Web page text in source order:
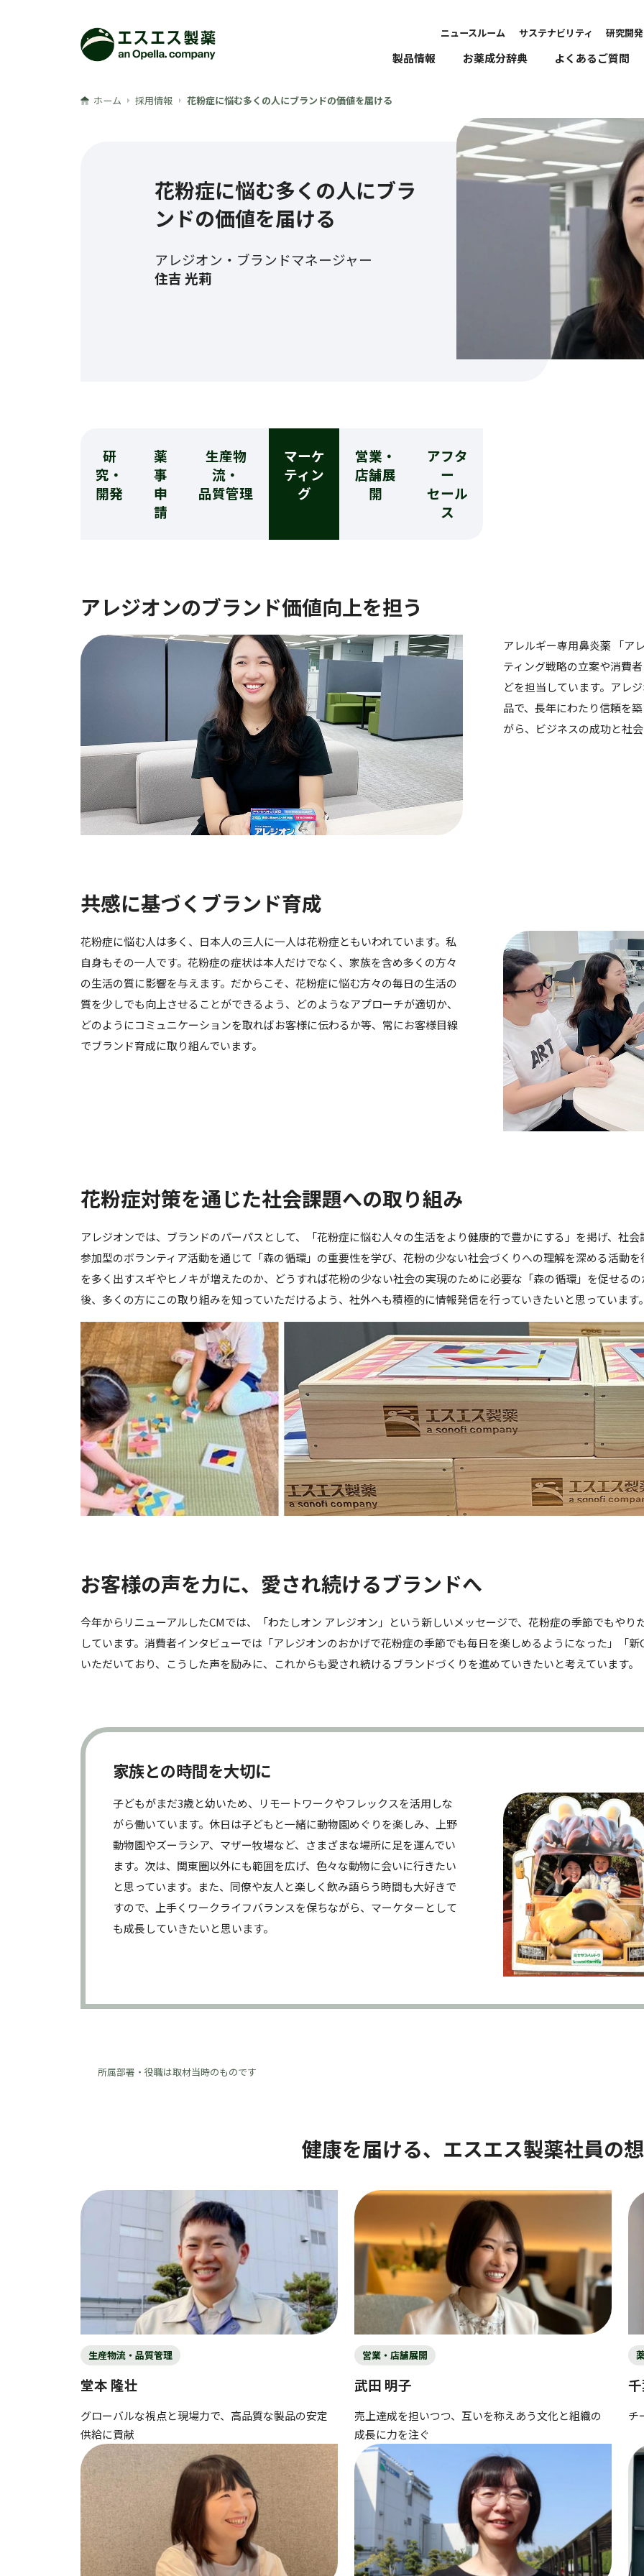
製品情報 お薬成分辞典 よくあるご質問
ニュースルーム サステナビリティ 研究開発
ホーム 採用情報 花粉症に悩む多くの人にブランドの価値を届ける
花粉症に悩む多くの人にブラ
ンドの価値を届ける
アレジオン・ブランドマネージャー
住吉 光莉
研
究・
開発
薬
事
申
請
生産物
流・
品質管理
マーケ
ティン
グ
営業・
店舗展
開
アフタ
ー
セール
ス
アレジオンのブランド価値向上を担う
アレルギー専用鼻炎薬 「ア
ティング戦略の立案や消費
どを担当しています。アレ
品で、長年にわたり信頼を
がら、ビジネスの成功と社
共感に基づくブランド育成
花粉症に悩む人は多く、日本人の三人に一人は花粉症ともいわれています。私
自身もその一人です。花粉症の症状は本人だけでなく、家族を含め多くの方々
の生活の質に影響を与えます。だからこそ、花粉症に悩む方々の毎日の生活の
質を少しでも向上させることができるよう、どのようなアプローチが適切か、
どのようにコミュニケーションを取ればお客様に伝わるか等、常にお客様目線
でブランド育成に取り組んでいます。
花粉症対策を通じた社会課題への取り組み
アレジオンでは、ブランドのパーパスとして、「花粉症に悩む人々の生活をより健康的で豊かにする」を掲げ、社
参加型のボランティア活動を通じて「森の循環」の重要性を学び、花粉の少ない社会づくりへの理解を深める活動
を多く出すスギやヒノキが増えたのか、どうすれば花粉の少ない社会の実現のために必要な「森の循環」を促せる
後、多くの方にこの取り組みを知っていただけるよう、社外へも積極的に情報発信を行っていきたいと思っています
お客様の声を力に、愛され続けるブランドへ
今年からリニューアルしたCMでは、「わたしオン アレジオン」という新しいメッセージで、花粉症の季節でもや
しています。消費者インタビューでは「アレジオンのおかげで花粉症の季節でも毎日を楽しめるようになった」「
いただいており、こうした声を励みに、これからも愛され続けるブランドづくりを進めていきたいと考えています。
家族との時間を大切に
子どもがまだ3歳と幼いため、リモートワークやフレックスを活用しな
がら働いています。休日は子どもと一緒に動物園めぐりを楽しみ、上野
動物園やズーラシア、マザー牧場など、さまざまな場所に足を運んでい
ます。次は、関東圏以外にも範囲を広げ、色々な動物に会いに行きたい
と思っています。また、同僚や友人と楽しく飲み語らう時間も大好きで
すので、上手くワークライフバランスを保ちながら、マーケターとして
も成長していきたいと思います。
所属部署・役職は取材当時のものです
健康を届ける、 エスエス製薬社員の
堂本 隆壮
生産物流・品質管理
グローバルな視点と現場力で、高品質な製品の安定
供給に貢献
武田 明子
営業・店舗展開
売上達成を担いつつ、互いを称えあう文化と組織の
成長に力を注ぐ
チ